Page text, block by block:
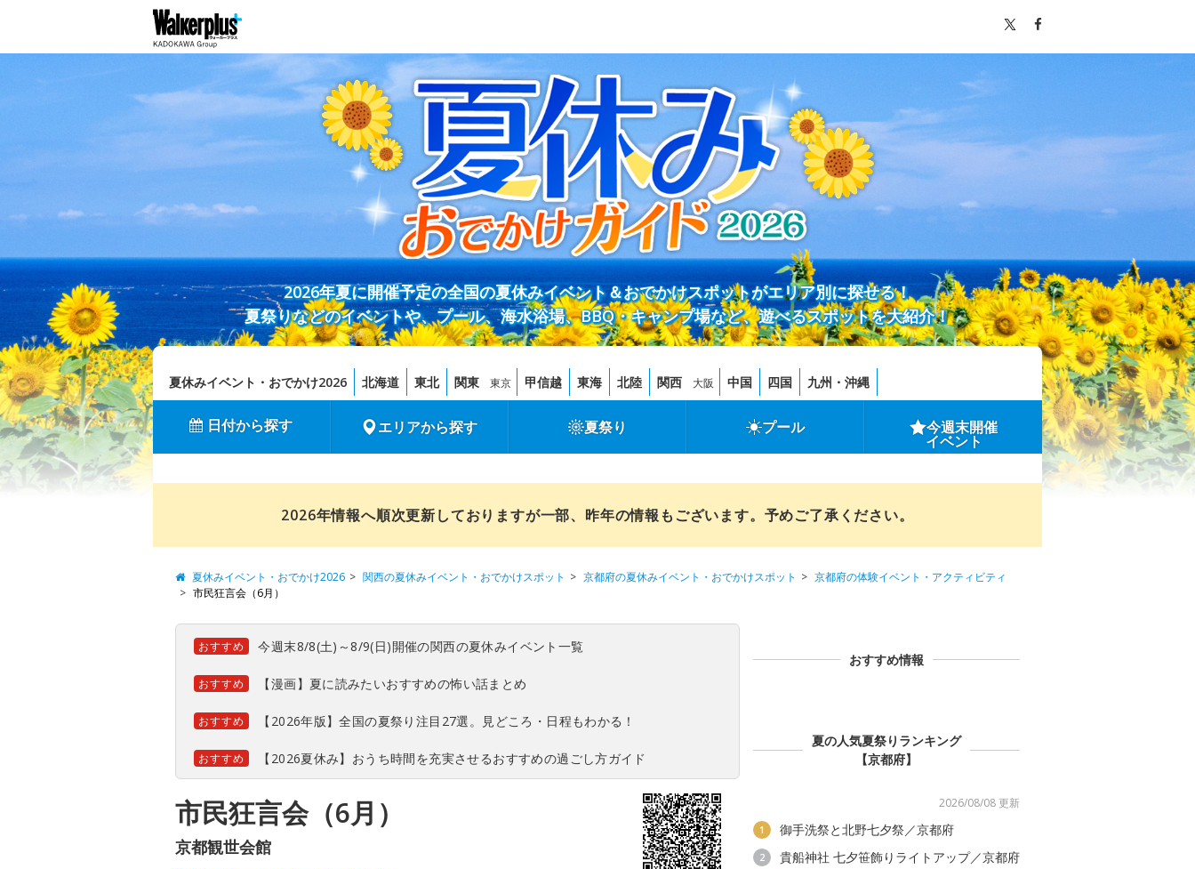
2026年夏に開催予定の全国の夏休みイベント＆おでかけスポットがエリア別に探せる！
夏祭りなどのイベントや、プール、海水浴場、BBQ・キャンプ場など、遊べるスポットを大紹介！
夏休みイベント・おでかけ2026 北海道 東北 関東 東京 甲信越 東海 北陸 関西 大阪 中国 四国 九州・沖縄
日付から探す エリアから探す 夏祭り プール 今週末開催
イベント
2026年情報へ順次更新しておりますが一部、昨年の情報もございます。予めご了承ください。
夏休みイベント・おでかけ2026 関西の夏休みイベント・おでかけスポット 京都府の夏休みイベント・おでかけスポット
京都府の体験イベント・アクティビティ
市民狂言会（6月）
おすすめ 今週末8/8(土)～8/9(日)開催の関西の夏休みイベント一覧
おすすめ 【漫画】夏に読みたいおすすめの怖い話まとめ
おすすめ 【2026年版】全国の夏祭り注目27選。見どころ・日程もわかる！
おすすめ 【2026夏休み】おうち時間を充実させるおすすめの過ごし方ガイド
市民狂言会（6月）
京都観世会館
おすすめ情報
夏の人気夏祭りランキング
【京都府】
2026/08/08 更新
1 御手洗祭と北野七夕祭／京都府
2 貴船神社 七夕笹飾りライトアップ／京都府